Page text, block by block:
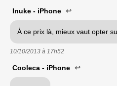
Inuke - iPhone ↩
À ce prix là, mieux vaut opter
10/10/2013 à 17h52
Cooleca - iPhone ↩